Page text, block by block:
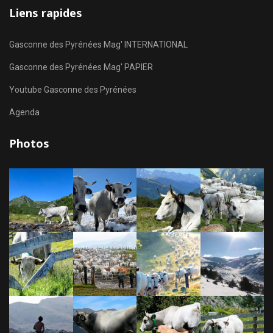
Liens rapides
Gasconne des Pyrénées Mag' INTERNATIONAL
Gasconne des Pyrénées Mag' PAPIER
Youtube Gasconne des Pyrénées
Agenda
Photos